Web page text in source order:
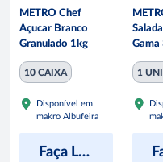
METRO Chef
Açucar Branco
Granulado 1kg
10 CAIXA
Disponível em
makro Albufeira
Faça Login para ver preço
Gama
1